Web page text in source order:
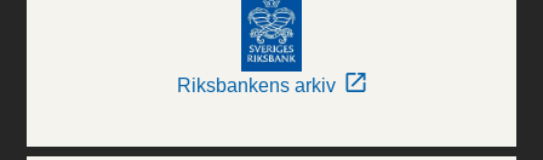
Riksbankens arkiv